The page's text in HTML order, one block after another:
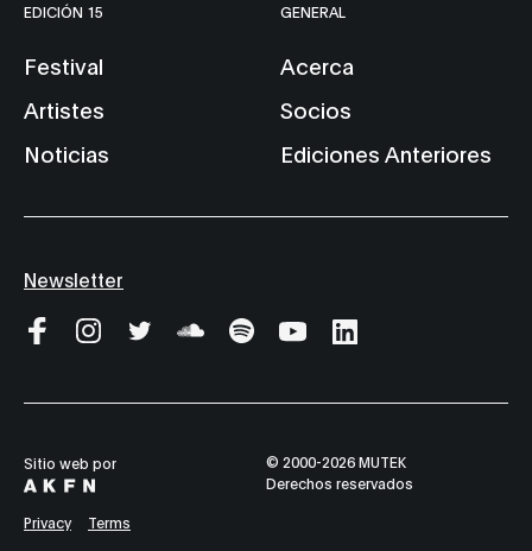
EDICIÓN 15
Festival
Artistes
Noticias
GENERAL
Acerca
Socios
Ediciones Anteriores
Newsletter
Sitio web por
© 2000-2026 MUTEK
Derechos reservados
Privacy Terms